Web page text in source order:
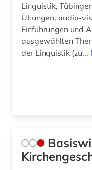
Linguistik,
Übungen, audio-
Einführungen und
ausgewählten
der Linguistik (zu...